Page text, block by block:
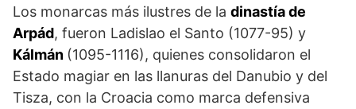
Los monarcas más ilustres de la dinastía de
Arpád, fueron Ladislao el Santo (1077-95) y
Kálmán (1095-1116), quienes consolidaron el
Estado magiar en las llanuras del Danubio y del
Tisza, con la Croacia como marca defensiva